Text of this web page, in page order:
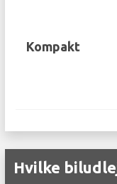
Kompakt
Hvilke